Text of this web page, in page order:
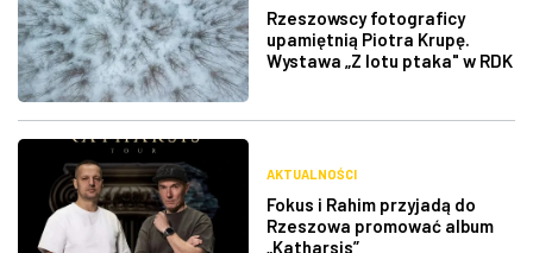
Rzeszowscy fotograficy
upamiętnią Piotra Krupę.
Wystawa „Z lotu ptaka" w RDK
AKTUALNOŚCI
Fokus i Rahim przyjadą do
Rzeszowa promować album
„Katharsis”